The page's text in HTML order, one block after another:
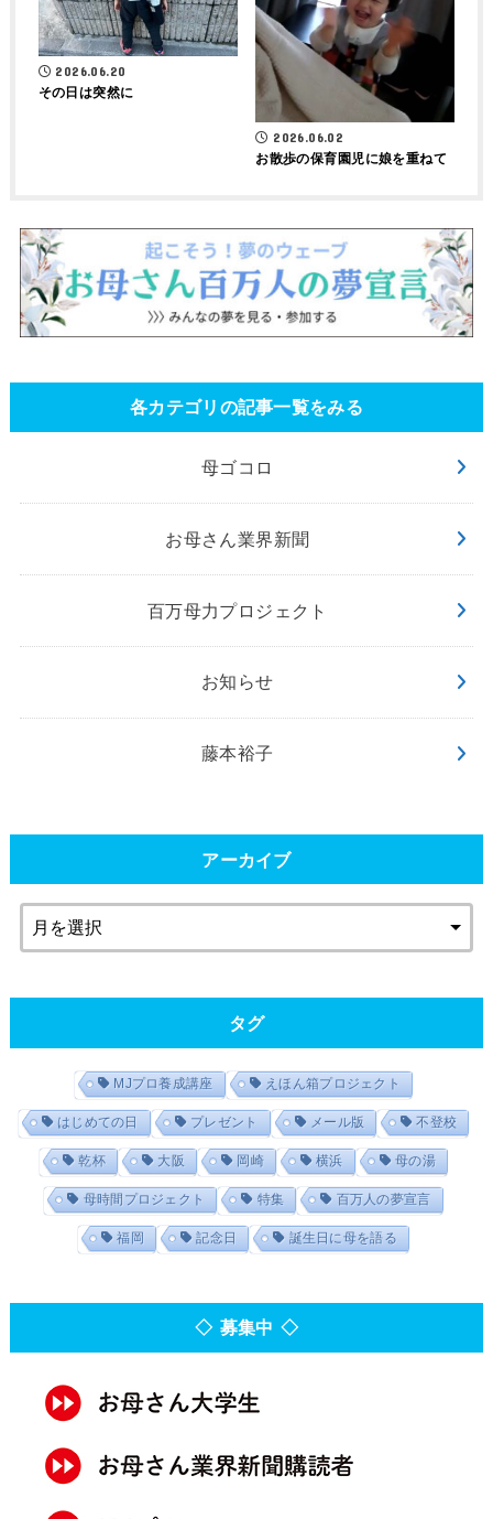
2026.06.20
その日は突然に
2026.06.02
お散歩の保育園児に娘を重ねて
各カテゴリの記事一覧をみる
母ゴコロ
お母さん業界新聞
百万母力プロジェクト
お知らせ
藤本裕子
アーカイブ
タグ
MJプロ養成講座 えほん箱プロジェクト
はじめての日 プレゼント メール版 不登校
乾杯 大阪 岡崎 横浜 母の湯
母時間プロジェクト 特集 百万人の夢宣言
福岡 記念日 誕生日に母を語る
◇ 募集中 ◇